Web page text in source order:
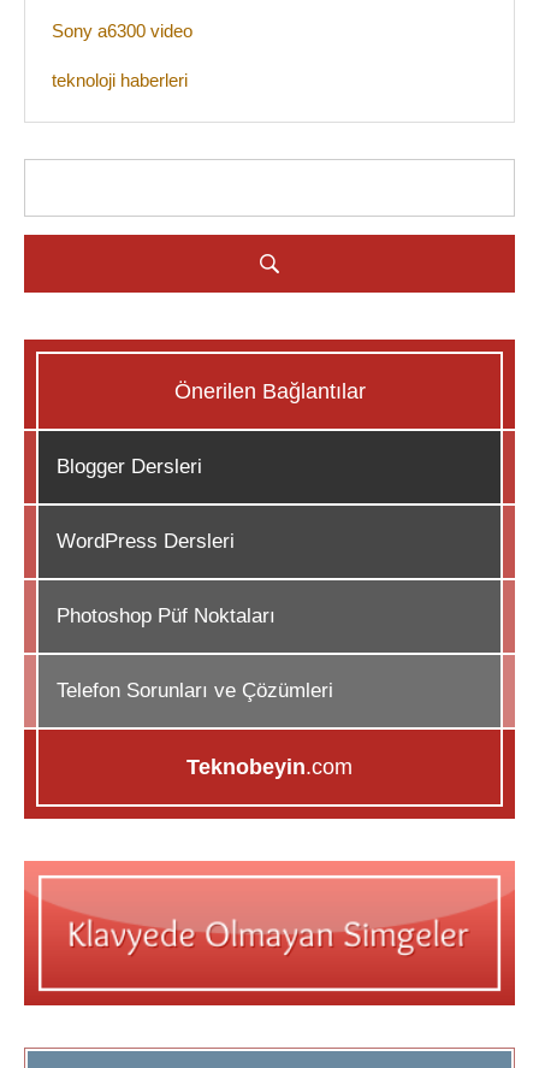
Sony a6300 video
teknoloji haberleri
Önerilen Bağlantılar
Blogger Dersleri
WordPress Dersleri
Photoshop Püf Noktaları
Telefon Sorunları ve Çözümleri
Teknobeyin.com